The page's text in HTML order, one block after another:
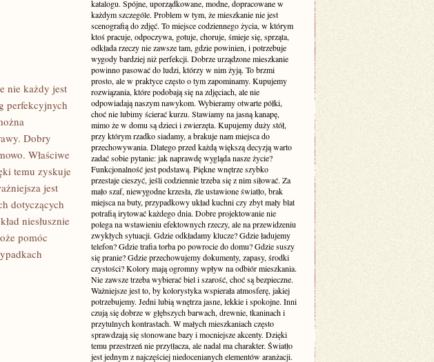
nie każdy jest
perfekcyjnych
Dobry
Właściwe
temu zyskuje
jest
dotyczących
niesłusznie
pomóc
katalogu. Spójne, uporządkowane, modne, dopracowane w
każdym szczególe. Problem w tym, że mieszkanie nie jest
scenografią do zdjęć. To miejsce codziennego życia, w którym
ktoś pracuje, odpoczywa, gotuje, choruje, śmieje się, sprząta,
odkłada rzeczy nie zawsze tam, gdzie powinien, i potrzebuje
wygody bardziej niż perfekcji. Dobrze urządzone mieszkanie
powinno pasować do ludzi, którzy w nim żyją. To brzmi
prosto, ale w praktyce często o tym zapominamy. Kupujemy
rozwiązania, które podobają się na zdjęciach, ale nie
odpowiadają naszym nawykom. Wybieramy otwarte półki,
choć nie lubimy ścierać kurzu. Stawiamy na jasną kanapę,
mimo że w domu są dzieci i zwierzęta. Kupujemy duży stół,
przy którym rzadko siadamy, a brakuje nam miejsca do
przechowywania. Dlatego przed każdą większą decyzją warto
zadać sobie pytanie: jak naprawdę wygląda nasze życie?
Funkcjonalność jest podstawą. Piękne wnętrze szybko
przestaje cieszyć, jeśli codziennie trzeba się z nim siłować. Za
mało szaf, niewygodne krzesła, źle ustawione światło, brak
miejsca na buty, przypadkowy układ kuchni czy zbyt mały blat
potrafią irytować każdego dnia. Dobre projektowanie nie
polega na wstawieniu efektownych rzeczy, ale na przewidzeniu
zwykłych sytuacji. Gdzie odkładamy klucze? Gdzie ładujemy
telefon? Gdzie trafia torba po powrocie do domu? Gdzie suszy
się pranie? Gdzie przechowujemy dokumenty, zapasy, środki
czystości? Kolory mają ogromny wpływ na odbiór mieszkania.
Nie zawsze trzeba wybierać biel i szarość, choć są bezpieczne.
Ważniejsze jest to, by kolorystyka wspierała atmosferę, jakiej
potrzebujemy. Jedni lubią wnętrza jasne, lekkie i spokojne. Inni
czują się dobrze w głębszych barwach, drewnie, tkaninach i
przytulnych kontrastach. W małych mieszkaniach często
sprawdzają się stonowane bazy i mocniejsze akcenty. Dzięki
temu przestrzeń nie przytłacza, ale nadal ma charakter. Światło
jest jednym z najczęściej niedocenianych elementów aranżacji.